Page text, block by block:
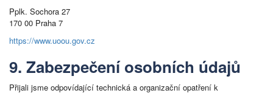
Pplk. Sochora 27
170 00 Praha 7
https://www.uoou.gov.cz
9. Zabezpečení osobních údajů
Přijali jsme odpovídající technická a organizační opatření k